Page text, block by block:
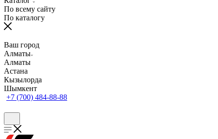
По всему сайту
По каталогу
Ваш город
Алматы
Алматы
Астана
Кызылорда
Шымкент
+7 (700) 484-88-88